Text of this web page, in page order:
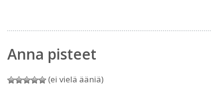
Anna pisteet
(ei vielä ääniä)